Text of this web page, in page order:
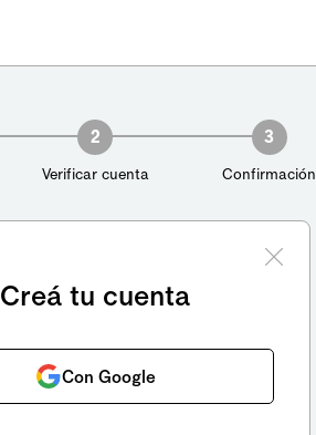
2
Verificar cuenta
3
Confirmación
Creá tu cuenta
Con Google